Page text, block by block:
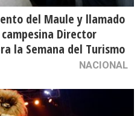
del Maule y llamado
Director
la Semana del Turismo
NACIONAL